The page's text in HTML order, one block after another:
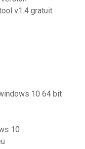
v1.4 gratuit
10 64 bit
10